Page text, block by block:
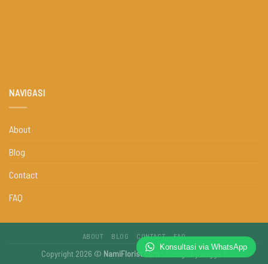
NAVIGASI
About
Blog
Contact
FAQ
ABOUT BLOG CONTACT FAQ
Copyright 2026 © NamiFlorist.com
Konsultasi via WhatsApp